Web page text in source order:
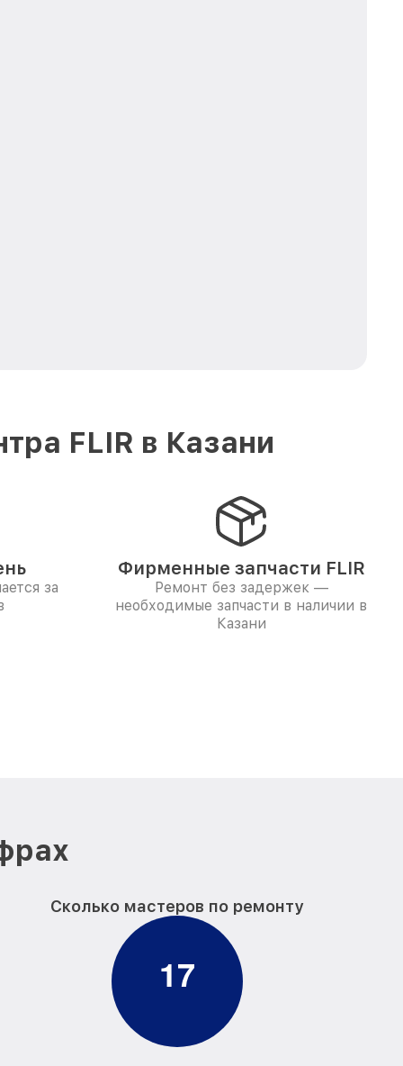
FLIR в Казани
за
Фирменные запчасти FLIR
Ремонт без задержек —
необходимые запчасти в наличии в
Казани
Сколько мастеров по ремонту
17